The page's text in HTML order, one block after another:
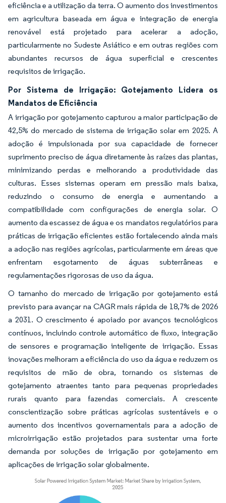
eficiência e a utilização da terra. O aumento dos investimentos
em agricultura baseada em água e integração de energia
renovável está projetado para acelerar a adoção,
particularmente no Sudeste Asiático e em outras regiões com
abundantes recursos de água superficial e crescentes
requisitos de irrigação.
Por Sistema de Irrigação: Gotejamento Lidera os
Mandatos de Eficiência
A irrigação por gotejamento capturou a maior participação de
42,5% do mercado de sistema de irrigação solar em 2025. A
adoção é impulsionada por sua capacidade de fornecer
suprimento preciso de água diretamente às raízes das plantas,
minimizando perdas e melhorando a produtividade das
culturas. Esses sistemas operam em pressão mais baixa,
reduzindo o consumo de energia e aumentando a
compatibilidade com configurações de energia solar. O
aumento da escassez de água e os mandatos regulatórios para
práticas de irrigação eficientes estão fortalecendo ainda mais
a adoção nas regiões agrícolas, particularmente em áreas que
enfrentam esgotamento de águas subterrâneas e
regulamentações rigorosas de uso da água.
O tamanho do mercado de irrigação por gotejamento está
previsto para avançar na CAGR mais rápida de 18,7% de 2026
a 2031. O crescimento é apoiado por avanços tecnológicos
contínuos, incluindo controle automático de fluxo, integração
de sensores e programação inteligente de irrigação. Essas
inovações melhoram a eficiência do uso da água e reduzem os
requisitos de mão de obra, tornando os sistemas de
gotejamento atraentes tanto para pequenas propriedades
rurais quanto para fazendas comerciais. A crescente
conscientização sobre práticas agrícolas sustentáveis e o
aumento dos incentivos governamentais para a adoção de
microirrigação estão projetados para sustentar uma forte
demanda por soluções de irrigação por gotejamento em
aplicações de irrigação solar globalmente.